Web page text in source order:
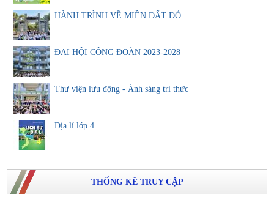
HÀNH TRÌNH VỀ MIỀN ĐẤT ĐỎ
ĐẠI HỘI CÔNG ĐOÀN 2023-2028
Thư viện lưu động - Ánh sáng tri thức
Địa lí lớp 4
THỐNG KÊ TRUY CẬP